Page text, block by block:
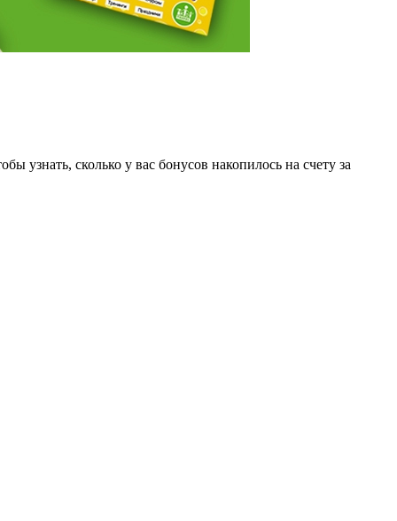
сколько у вас бонусов накопилось на счету за